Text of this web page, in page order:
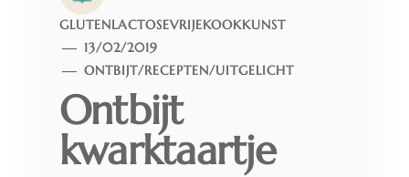
GLUTENLACTOSEVRIJEKOOKKUNST
13/02/2019
ONTBIJT/RECEPTEN/UITGELICHT
Ontbijt
kwarktaartje